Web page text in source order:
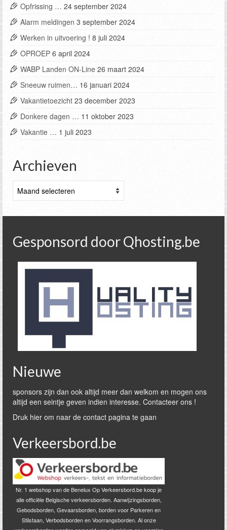
Opfrissing … 24 september 2024
Alarm meldingen 3 september 2024
Werken in uitvoering ! 8 juli 2024
OPROEP 6 april 2024
WABP Landen ON-Line 26 maart 2024
Sneeuw ruimen… 16 januari 2024
Vakantietoezicht 23 december 2023
Donkere dagen … 11 oktober 2023
Vakantie … 1 juli 2023
Archieven
Gesponsord door Qhosting.be
Nieuwe
sponsors zijn dan ook altijd meer dan welkom en mogen ons
altijd een seintje geven indien interesse. Contacteer ons !
Druk hier om naar de contact pagina te gaan
Verkeersbord.be
Nr. 1 webshop van de Benelux Op Verkeersbord.be koop je
alle officiële Belgische verkeersborden. Aanwijzingsborden,
Gebodsborden, Gevaarsborden, borden voor Parkeren en
Stilstaan, Verbodsborden en Voorrangsborden. Al onze